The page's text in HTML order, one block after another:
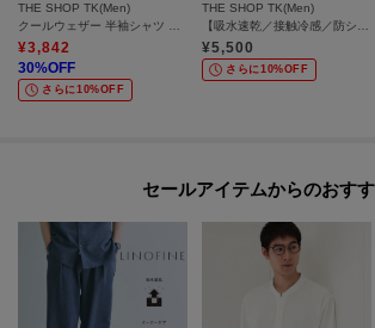
THE SHOP TK(Men)
¥3,842
30%OFF
さらに10%OFF
THE SHOP TK(Men)
¥5,500
さらに10%OFF
セールアイテムからのおす